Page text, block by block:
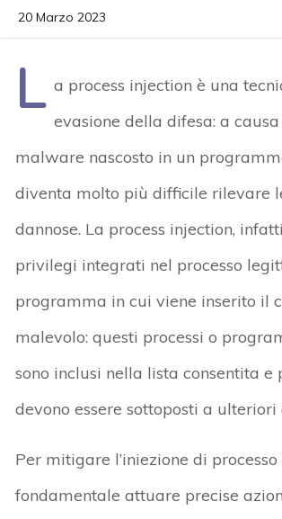
20 Marzo 2023
L a process injection è una
evasione della difesa: a
malware nascosto in un
diventa molto più difficile rilevare
dannose. La process injection,
privilegi integrati nel processo
programma in cui viene inserito il
malevolo: questi processi o
sono inclusi nella lista consentita e
devono essere sottoposti a ulteriori
Per mitigare l’iniezione di processo
fondamentale attuare precise